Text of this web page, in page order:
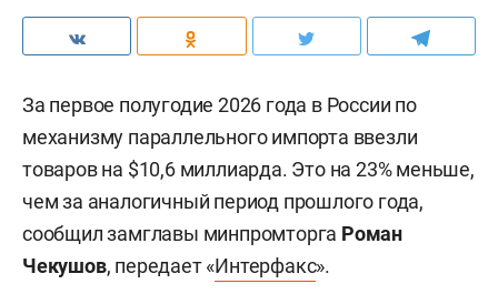
За первое полугодие 2026 года в России по
механизму параллельного импорта ввезли
товаров на $10,6 миллиарда. Это на 23% меньше,
чем за аналогичный период прошлого года,
сообщил замглавы минпромторга Роман
Чекушов, передает «Интерфакс».